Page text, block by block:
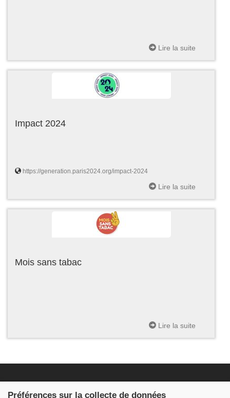
Lire la suite
Impact 2024
https://generation.paris2024.org/impact-2024
Lire la suite
Mois sans tabac
Lire la suite
Préférences sur la collecte de données